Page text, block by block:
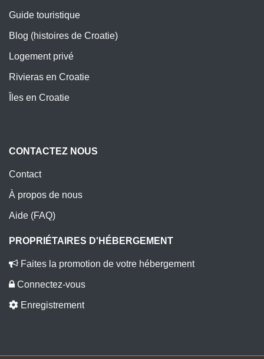
Guide touristique
Blog (histoires de Croatie)
Logement privé
Rivieras en Croatie
Îles en Croatie
CONTACTEZ NOUS
Contact
À propos de nous
Aide (FAQ)
PROPRIÉTAIRES D'HÉBERGEMENT
Faites la promotion de votre hébergement
Connectez-vous
Enregistrement